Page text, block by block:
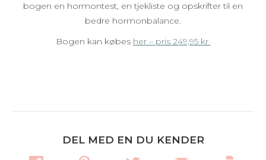
bogen en hormontest, en tjekliste og opskrifter til en
bedre hormonbalance.
Bogen kan købes her – pris 249,95 kr
DEL MED EN DU KENDER